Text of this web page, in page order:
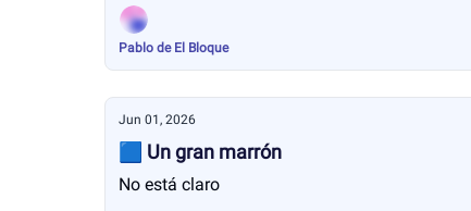
Pablo de El Bloque
Jun 01, 2026
🟦 Un gran marrón
No está claro